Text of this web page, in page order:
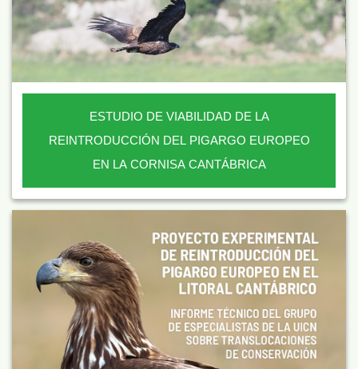
ESTUDIO DE VIABILIDAD DE LA
REINTRODUCCIÓN DEL PIGARGO EUROPEO
EN LA CORNISA CANTÁBRICA